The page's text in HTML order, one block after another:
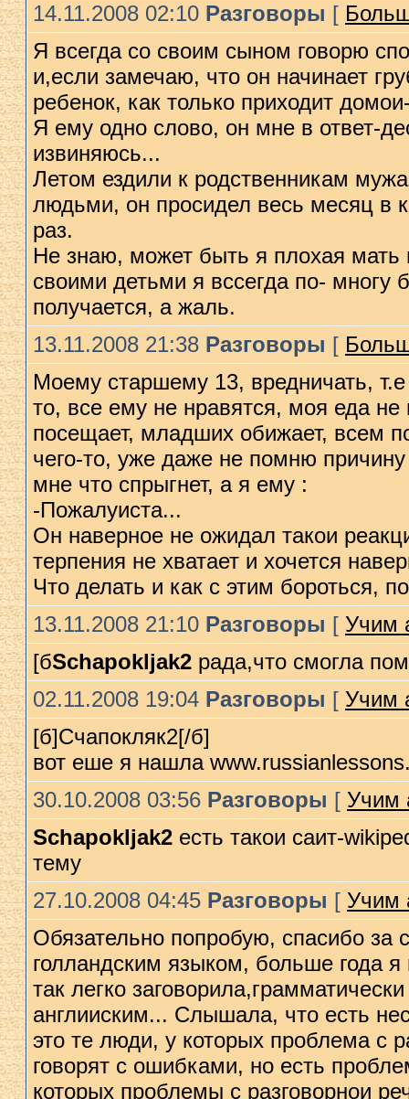
14.11.2008 02:10 Разговоры [
Я всегда со своим сыном говорю
и,если замечаю, что он начинает
ребенок, как только приходит
Я ему одно слово, он мне в ответ-
извиняюсь...
Летом ездили к родственникам
людьми, он просидел весь месяц в
раз.
Не знаю, может быть я плохая мать
своими детьми я вссегда по- многу
получается, а жаль.
13.11.2008 21:38 Разговоры [
Моему старшему 13, вредничать,
то, все ему не нравятся, моя еда
посещает, младших обижает, всем
чего-то, уже даже не помню
мне что спрыгнет, а я ему :
-Пожалуиста...
Он наверное не ожидал такои
терпения не хватает и хочется
Что делать и как с этим бороться,
13.11.2008 21:10 Разговоры [ Учим
[бSchapokljak2рада,что смогла
02.11.2008 19:04 Разговоры [ Учим
[б]Счапокляк2[/б]
вот еше я нашла
30.10.2008 03:56 Разговоры [ Учим
Schapokljak2есть такои саит-
тему
27.10.2008 04:45 Разговоры [ Учим
Обязательно попробую, спасибо
голландским языком, больше года
так легко
англииским... Слышала, что есть
это те люди, у которых проблема с
говорят с ошибками, но есть
которых проблемы с разговорнои